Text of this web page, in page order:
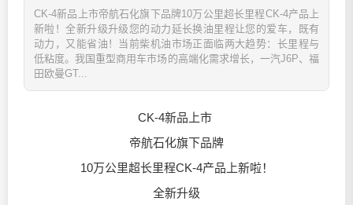
CK-4新品上市帝航石化旗下品牌10万公里超长里程CK-4产品上
新啦！全新升级升级您的动力延长换油里程让您的爱车，既有
动力，又能省油！当前柴机油市场正面临两大趋势：长里程与
低粘度。我国重型商用车市场的高端化需求增长，一汽J6P、福
田欧曼GT...
CK-4新品上市
帝航石化旗下品牌
10万公里超长里程CK-4产品上新啦！
全新升级